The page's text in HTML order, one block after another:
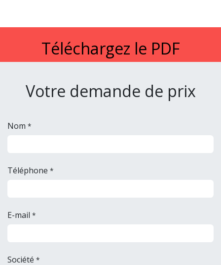
Téléchargez le PDF
Votre demande de prix
Nom *
Téléphone *
E-mail *
Société *